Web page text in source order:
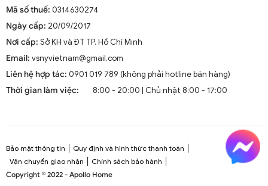
Cấu trúc tổng thể của quạt trần cánh dài
cơ, cánh quạt, bộ điều khiển và thân quạt. Các cánh quạt
được chế tạo từ chất liệu như gỗ, kim loại hoặc
composite để đảm bảo độ bền và hiệu suất.
Nguyên lý hoạt động cơ bản
Động cơ điện làm quay các cánh quạt, tạo ra dòng không
khí tuần hoàn trong không gian phòng.
Công nghệ tiên tiến tích hợp
Mã số thuế: 0314630274
Ngày cấp: 20/09/2017
Nơi cấp: Sở KH và ĐT TP. Hồ Chí Minh
Email: vsnyvietnam@gmail.com
Liên hệ hợp tác: 0901 019 789 (không phải hotline bán hàng)
Thời gian làm việc:
8:00 - 20:00 | Chủ nhật 8:00 - 17:00
Bảo mật thông tin
Quy định và hình thức thanh toán
Vận chuyển giao nhận
Chính sách bảo hành
Copyright © 2022 - Apollo Home